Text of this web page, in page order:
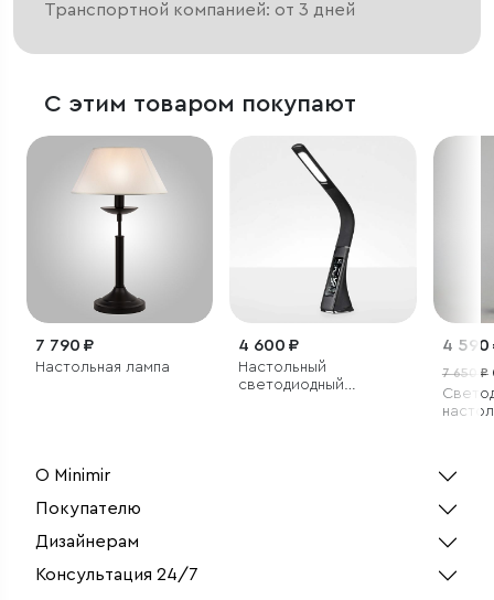
Транспортной компанией: от 3 дней
С этим товаром покупают
7 790 ₽
Настольная лампа
4 600 ₽
Настольный
светодиодный
4 590
7 650 ₽
О Minimir
Покупателю
Дизайнерам
Консультация 24/7